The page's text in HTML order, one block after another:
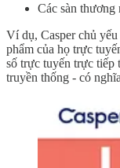
Các sàn thương
Ví dụ, Casper chủ
phẩm của họ trực
số trực tuyến trực tiếp
truyền thống - có